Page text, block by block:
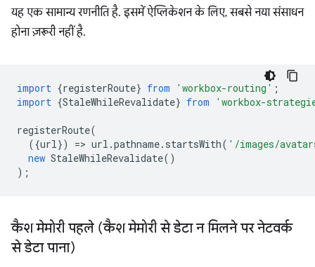
यह एक सामान्य रणनीति है. इसमें ऐप्लिकेशन के लिए, सबसे नया संसाधन
होना ज़रूरी नहीं है.
import {registerRoute} from 'workbox-routing' ;
import {StaleWhileRevalidate} from 'workbox-
registerRoute(
({url}) => url .pathname. startsWith( '/images/
new StaleWhileRevalidate()
);
कैश मेमोरी पहले (कैश मेमोरी से डेटा न मिलने पर नेटवर्क
से डेटा पाना)